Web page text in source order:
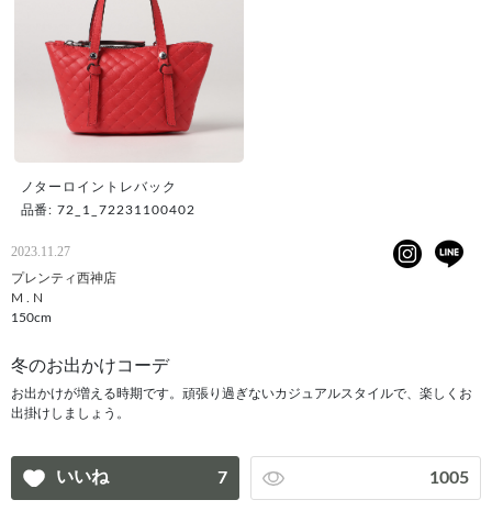
ノターロイントレバック
品番: 72_1_72231100402
2023.11.27
プレンティ西神店
M . N
150cm
冬のお出かけコーデ
お出かけが増える時期です。頑張り過ぎないカジュアルスタイルで、楽しくお
出掛けしましょう。
いいね 7 1005